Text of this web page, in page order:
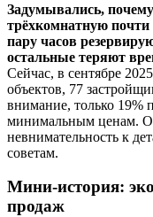
Задумывались,
трёхкомнатную
пару часов
остальные теряют
Сейчас, в сентябре
объектов, 77
внимание, только 19%
минимальным ценам.
невнимательность к
советам.
Мини-история:
продаж